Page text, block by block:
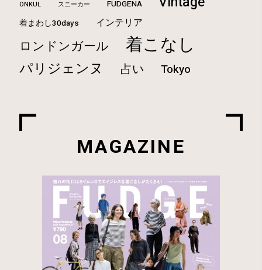
ONKUL スニーカー FUDGENA
着まわし30days インテリア
ロンドンガール 着こなし
パリジェンヌ 占い Tokyo
MAGAZINE